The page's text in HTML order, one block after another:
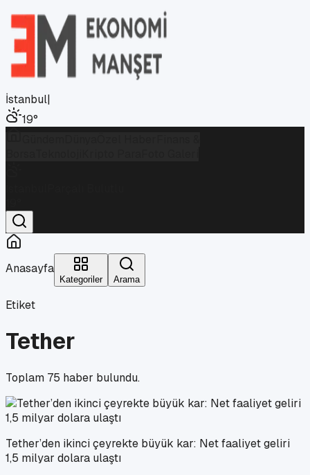
İstanbul|
19°
Anasayfa
Kategoriler Arama
Etiket
Tether
Toplam 75 haber bulundu.
Tether’den ikinci çeyrekte büyük kar: Net faaliyet geliri
1,5 milyar dolara ulaştı